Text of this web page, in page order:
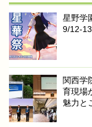
星野学
9/12-
関西学
育現場
魅力と